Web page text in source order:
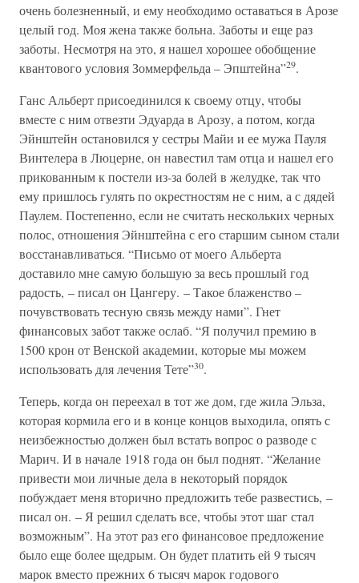
очень болезненный, и ему необходимо оставаться в Арозе
целый год. Моя жена также больна. Заботы и еще раз
заботы. Несмотря на это, я нашел хорошее обобщение
квантового условия Зоммерфельда – Эпштейна”29.
Ганс Альберт присоединился к своему отцу, чтобы
вместе с ним отвезти Эдуарда в Арозу, а потом, когда
Эйнштейн остановился у сестры Майи и ее мужа Пауля
Винтелера в Люцерне, он навестил там отца и нашел его
прикованным к постели из-за болей в желудке, так что
ему пришлось гулять по окрестностям не с ним, а с дядей
Паулем. Постепенно, если не считать нескольких черных
полос, отношения Эйнштейна с его старшим сыном стали
восстанавливаться. “Письмо от моего Альберта
доставило мне самую большую за весь прошлый год
радость, – писал он Цангеру. – Такое блаженство –
почувствовать тесную связь между нами”. Гнет
финансовых забот также ослаб. “Я получил премию в
1500 крон от Венской академии, которые мы можем
использовать для лечения Тете”30.
Теперь, когда он переехал в тот же дом, где жила Эльза,
которая кормила его и в конце концов выходила, опять с
неизбежностью должен был встать вопрос о разводе с
Марич. И в начале 1918 года он был поднят. “Желание
привести мои личные дела в некоторый порядок
побуждает меня вторично предложить тебе развестись, –
писал он. – Я решил сделать все, чтобы этот шаг стал
возможным”. На этот раз его финансовое предложение
было еще более щедрым. Он будет платить ей 9 тысяч
марок вместо прежних 6 тысяч марок годового